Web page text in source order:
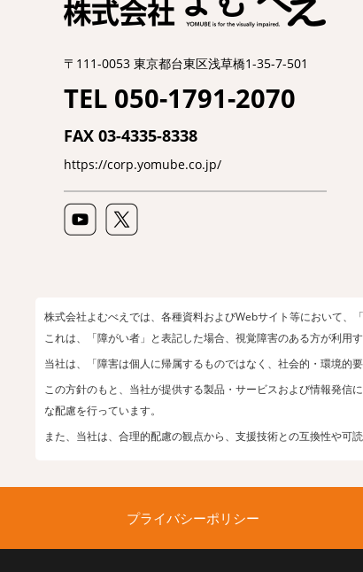
〒111-0053 東京都台東区浅草橋1-35-7-501
TEL 050-1791-2070
FAX 03-4335-8338
https://corp.yomube.co.jp/
株式会社よむべえでは、各種資料およびWebサイト等において、
これは、「障がい者」と表記した場合、視覚障害のある方が利用
当社は、「障害は個人に帰属するものではなく、社会的・環境的
この方針のもと、当社が提供する製品・サービスおよび情報発信
な配慮を行っています。
また、当社は、合理的配慮の観点から、支援技術との互換性や可
プライバシーポリシー